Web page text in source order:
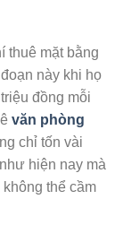
thuê mặt bằng
này khi họ
đồng mỗi
văn phòng
chỉ tốn vài
hiện nay mà
thể cầm